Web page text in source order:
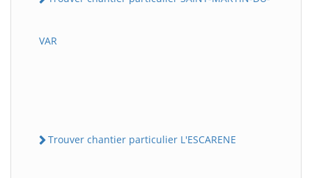
VAR
Trouver chantier particulier L'ESCARENE